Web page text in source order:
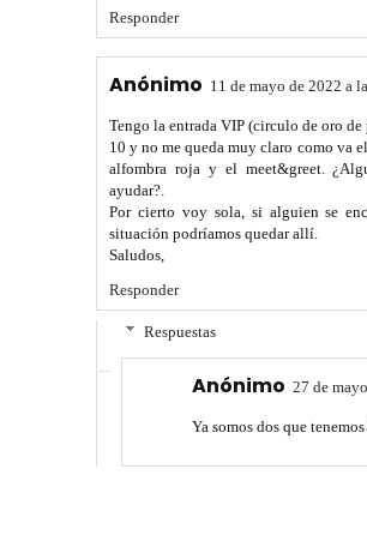
Responder
Anónimo 11 de mayo de 2022 a
Tengo la entrada VIP (circulo de oro
10 y no me queda muy claro como va
alfombra roja y el meet&greet.
ayudar?.
Por cierto voy sola, si alguien se
situación podríamos quedar allí.
Saludos,
Responder
Respuestas
Anónimo 27 de
Ya somos dos que